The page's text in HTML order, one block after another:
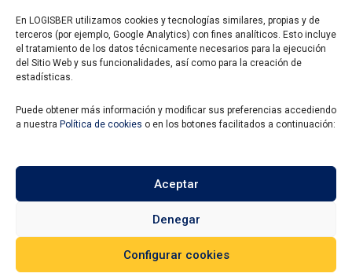
En LOGISBER utilizamos cookies y tecnologías similares, propias y de
terceros (por ejemplo, Google Analytics) con fines analíticos. Esto incluye
el tratamiento de los datos técnicamente necesarios para la ejecución
del Sitio Web y sus funcionalidades, así como para la creación de
estadísticas.
Puede obtener más información y modificar sus preferencias accediendo
a nuestra Política de cookies o en los botones facilitados a continuación:
Aceptar
Denegar
Configurar cookies
PROGRAMA KIT DIGITAL FINANCIADO POR LOS
FONDOS NEXT GENERATION DEL MECANISMO DE